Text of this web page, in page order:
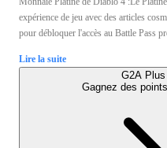
expérience de jeu avec des articles
pour débloquer l'accès au Battle Pass
Lire la suite
G2A Plus
Gagnez des